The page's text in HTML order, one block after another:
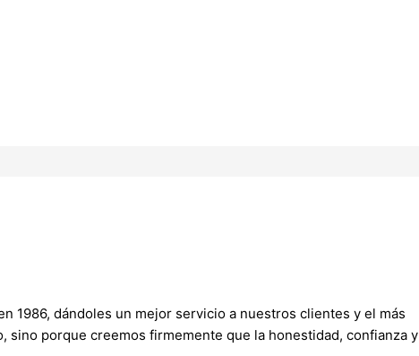
1986, dándoles un mejor servicio a nuestros clientes y el más
porque creemos firmemente que la honestidad, confianza y